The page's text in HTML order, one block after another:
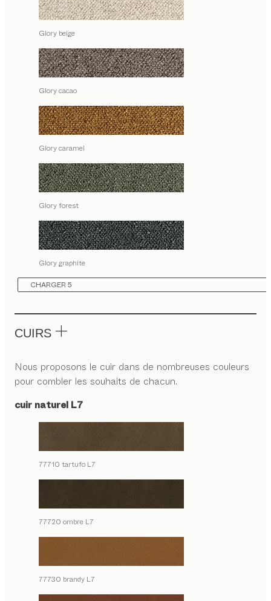
Glory beige
Glory cacao
Glory caramel
Glory forest
Glory graphite
CHARGER 5
CUIRS
Nous proposons le cuir dans de nombreuses couleurs
pour combler les souhaits de chacun.
cuir naturel L7
77710 tartufo L7
77720 ombre L7
77730 brandy L7